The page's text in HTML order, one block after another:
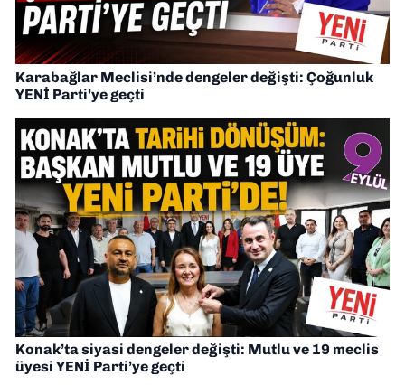
Karabağlar Meclisi’nde dengeler değişti: Çoğunluk
YENİ Parti’ye geçti
Konak’ta siyasi dengeler değişti: Mutlu ve 19 meclis
üyesi YENİ Parti’ye geçti